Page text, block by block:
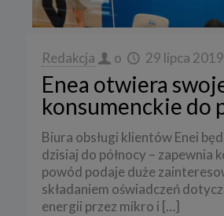
Redakcja o 29 lipca 2019
Enea otwiera
konsumenckie do
Biura obsługi klientów Enei
dzisiaj do północy – zapewnia
powód podaje duże
składaniem oświadczeń
energii przez mikro i […]